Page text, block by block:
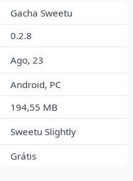
Gacha Sweetu
0.2.8
Ago, 23
Android, PC
194,55 MB
Sweetu Slightly
Grátis